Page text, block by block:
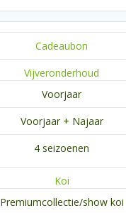
Cadeaubon
Vijveronderhoud
Voorjaar
Voorjaar + Najaar
4 seizoenen
Koi
Premiumcollectie/show koi